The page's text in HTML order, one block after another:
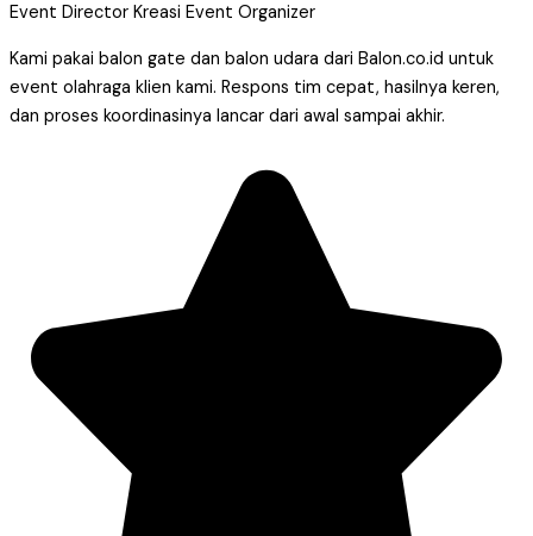
Event Director Kreasi Event Organizer
Kami pakai balon gate dan balon udara dari Balon.co.id untuk
event olahraga klien kami. Respons tim cepat, hasilnya keren,
dan proses koordinasinya lancar dari awal sampai akhir.